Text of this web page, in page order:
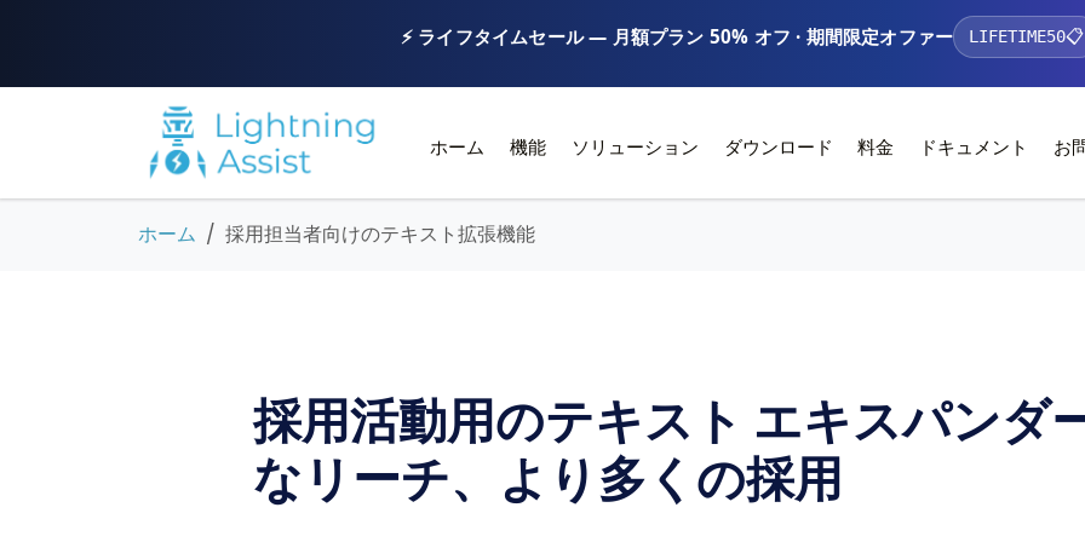
⚡ ライフタイムセール — 月額プラン 50% オフ · 期間限定オファー LIFETIME50📋
ホーム 機能 ソリューション ダウンロード 料金 ドキュメント お
ホーム 採用担当者向けのテキスト拡張機能
採用活動用のテキスト エキスパンダ
なリーチ、より多くの採用